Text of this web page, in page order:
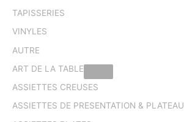
TAPISSERIES
VINYLES
AUTRE
ART DE LA TABLE
ASSIETTES CREUSES
ASSIETTES DE PRESENTATION &